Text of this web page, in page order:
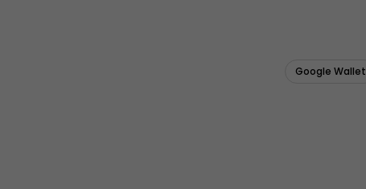
Google Wallet